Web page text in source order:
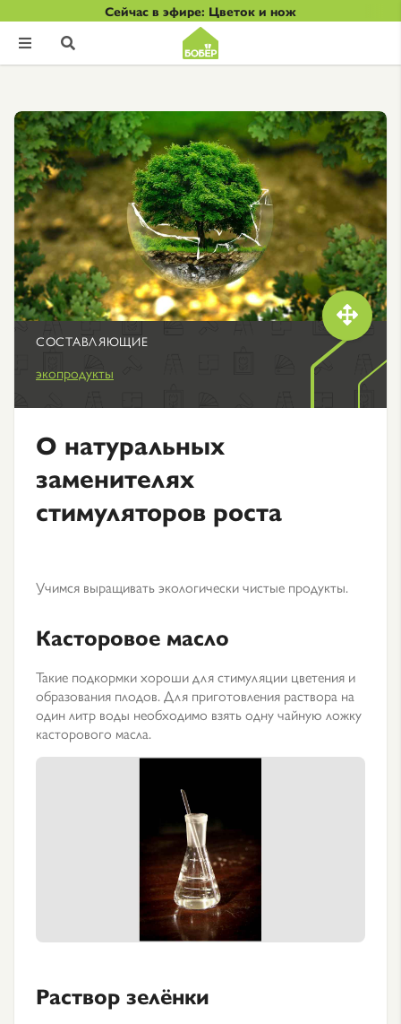
Сейчас в эфире: Цветок и нож
 

СОСТАВЛЯЮЩИЕ
экопродукты
О натуральных
заменителях
стимуляторов роста
Учимся выращивать экологически чистые продукты.
Касторовое масло
Такие подкормки хороши для стимуляции цветения и
образования плодов. Для приготовления раствора на
один литр воды необходимо взять одну чайную ложку
касторового масла.
Раствор зелёнки